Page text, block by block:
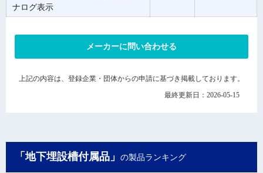
ナログ表示
メーカーに問い合わせる
上記の内容は、登録企業・団体からの申請に基づき掲載しております。
最終更新日：2026-05-15
「地下埋設槽付属品」 の製品ランキング